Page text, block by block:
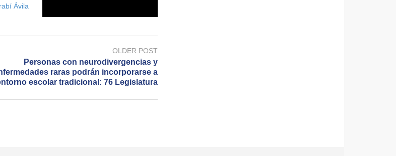
Ávila
OLDER POST
Personas con neurodivergencias y
raras podrán incorporarse a
escolar tradicional: 76 Legislatura